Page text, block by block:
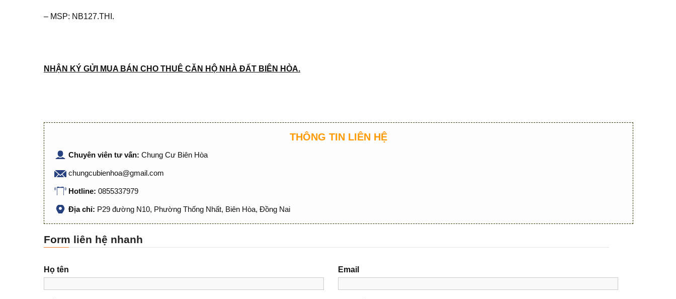
– MSP: NB127.THI.
NHẬN KÝ GỬI MUA BÁN CHO THUÊ CĂN HỘ NHÀ ĐẤT BIÊN HÒA.
THÔNG TIN LIÊN HỆ
Chuyên viên tư vấn: Chung Cư Biên Hòa
chungcubienhoa@gmail.com
Hotline: 0855337979
Địa chỉ: P29 đường N10, Phường Thống Nhất, Biên Hòa, Đồng Nai
Form liên hệ nhanh
Họ tên Email